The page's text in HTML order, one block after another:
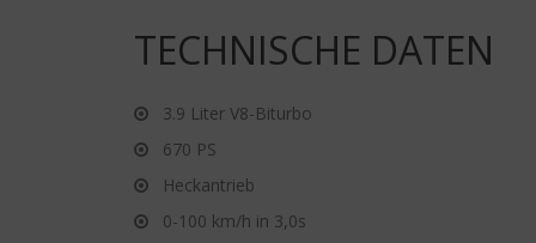
TECHNISCHE DATEN
3.9 Liter V8-Biturbo
670 PS
Heckantrieb
0-100 km/h in 3,0s